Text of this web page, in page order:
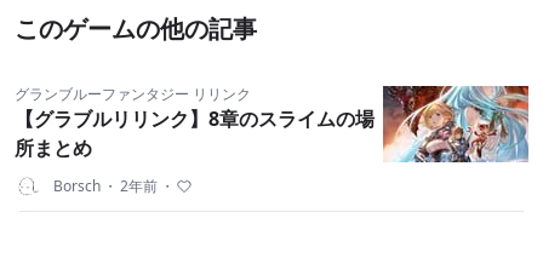
このゲームの他の記事
グランブルーファンタジー リリンク
【グラブルリリンク】8章のスライムの場
所まとめ
Borsch ・ 2年前 ・